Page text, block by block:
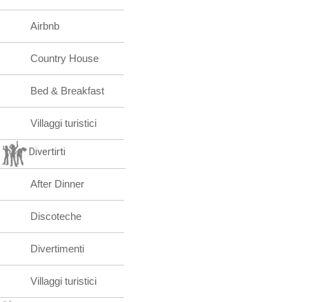
Airbnb
Country House
Bed & Breakfast
Villaggi turistici
Divertirti
After Dinner
Discoteche
Divertimenti
Villaggi turistici